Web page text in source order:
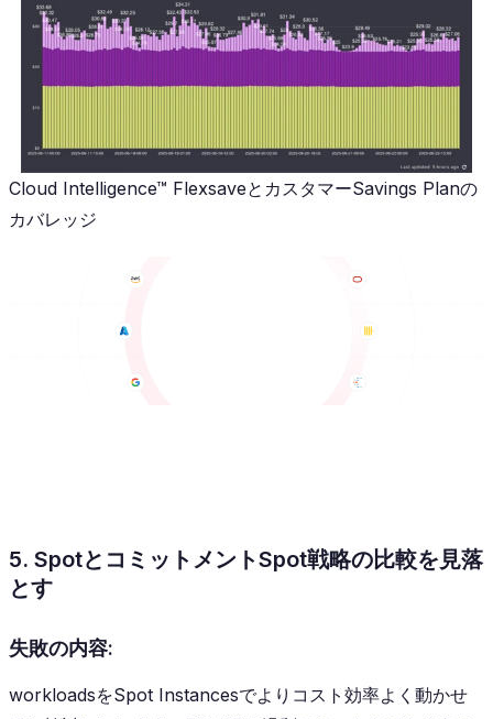
Cloud Intelligence™ FlexsaveとカスタマーSavings Planの
カバレッジ
5. SpotとコミットメントSpot戦略の比較を見落
とす
失敗の内容:
workloadsをSpot Instancesでよりコスト効率よく動かせ